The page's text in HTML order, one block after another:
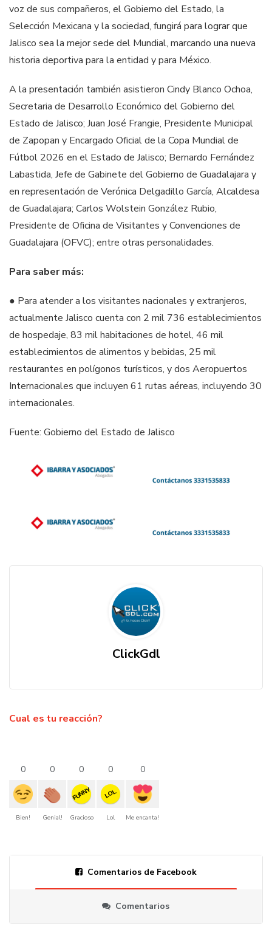
voz de sus compañeros, el Gobierno del Estado, la
Selección Mexicana y la sociedad, fungirá para lograr que
Jalisco sea la mejor sede del Mundial, marcando una nueva
historia deportiva para la entidad y para México.
A la presentación también asistieron Cindy Blanco Ochoa,
Secretaria de Desarrollo Económico del Gobierno del
Estado de Jalisco; Juan José Frangie, Presidente Municipal
de Zapopan y Encargado Oficial de la Copa Mundial de
Fútbol 2026 en el Estado de Jalisco; Bernardo Fernández
Labastida, Jefe de Gabinete del Gobierno de Guadalajara y
en representación de Verónica Delgadillo García, Alcaldesa
de Guadalajara; Carlos Wolstein González Rubio,
Presidente de Oficina de Visitantes y Convenciones de
Guadalajara (OFVC); entre otras personalidades.
Para saber más:
● Para atender a los visitantes nacionales y extranjeros,
actualmente Jalisco cuenta con 2 mil 736 establecimientos
de hospedaje, 83 mil habitaciones de hotel, 46 mil
establecimientos de alimentos y bebidas, 25 mil
restaurantes en polígonos turísticos, y dos Aeropuertos
Internacionales que incluyen 61 rutas aéreas, incluyendo 30
internacionales.
Fuente: Gobierno del Estado de Jalisco
ClickGdl
Cual es tu reacción?
0
Bien!
0
Genial!
0
FUNNY
Gracioso
0
LOL
Lol
0
Me encanta!
Comentarios de Facebook
Comentarios